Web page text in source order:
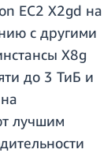
EC2 X2gd на
с другими
X8g
до 3 ТиБ и
лучшим